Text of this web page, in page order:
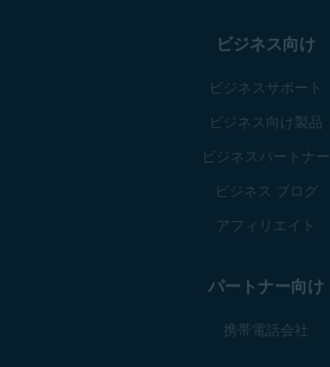
ビジネス向け
ビジネスサポート
ビジネス向け製品
ビジネスパートナー
ビジネス ブログ
アフィリエイト
パートナー向け
携帯電話会社